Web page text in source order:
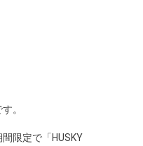
。
限定で「HUSKY